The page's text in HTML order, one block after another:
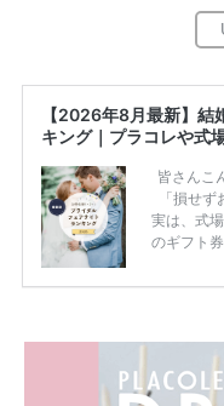
【2026年8月最新】結
キング｜プラコレや式
皆さんこ
「損せ
実は、式
のギフト
ため、比
内容：特
一番お得